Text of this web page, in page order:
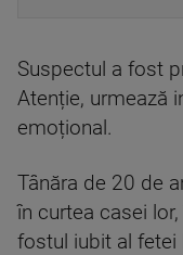
Suspectul a fost
Atenție, urmează
emoțional.
Tânăra de 20 de
în curtea casei
fostul iubit al fetei